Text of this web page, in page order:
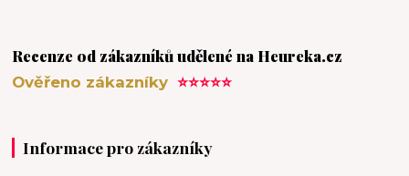
Recenze od zákazníků udělené na Heureka.cz
Ověřeno zákazníky⭐⭐⭐⭐⭐
Informace pro zákazníky